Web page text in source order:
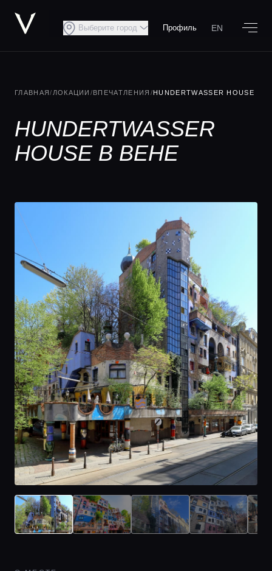
Главная
Локации
Выберите город Профиль EN
ГЛАВНАЯ/ ЛОКАЦИИ /ВПЕЧАТЛЕНИЯ /HUNDERTWASSER HOUSE
HUNDERTWASSER
HOUSE В ВЕНЕ